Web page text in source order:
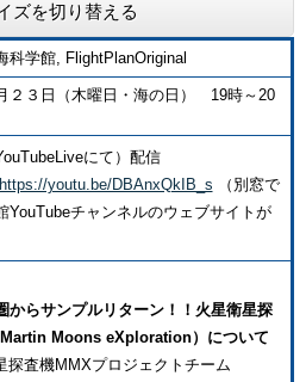
ズを切り替える
科学館, FlightPlanOriginal
２３日（木曜日・海の日） 19時～20
にて）配信
https://youtu.be/DBAnxQkIB_s （別窓で
YouTubeチャンネルのウェブサイトが
からサンプルリターン！！火星衛星探
Moons eXploration）について
探査機MMXプロジェクトチーム